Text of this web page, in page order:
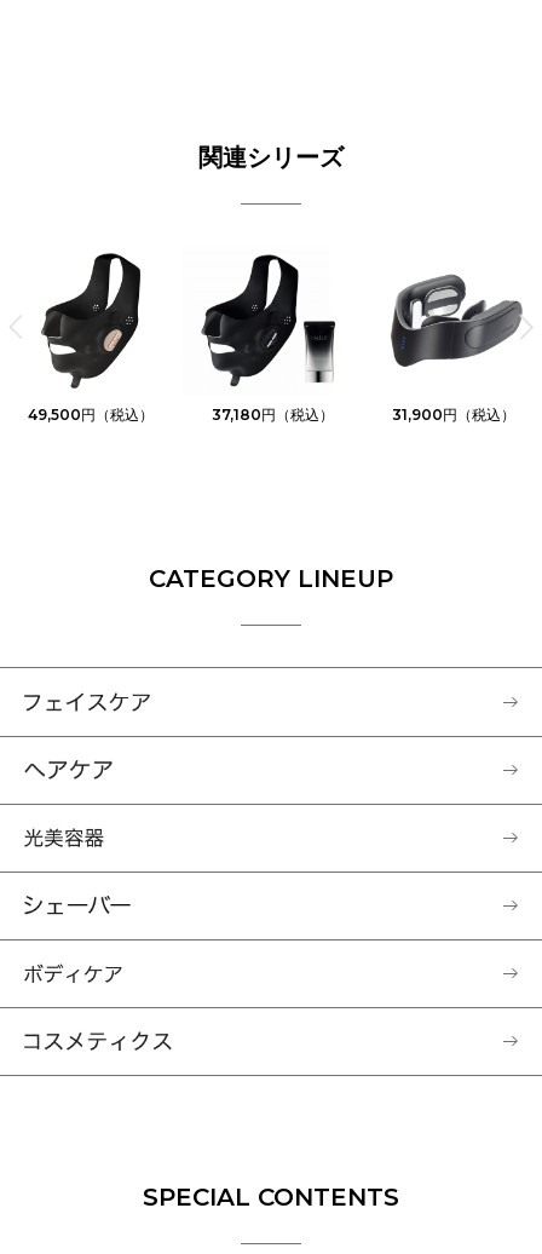
関連シリーズ
49,500 37,180 31,900
CATEGORY LINEUP
SPECIAL CONTENTS